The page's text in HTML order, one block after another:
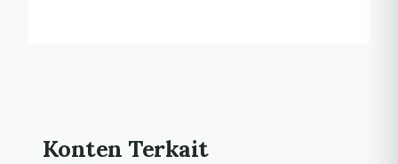
Konten Terkait